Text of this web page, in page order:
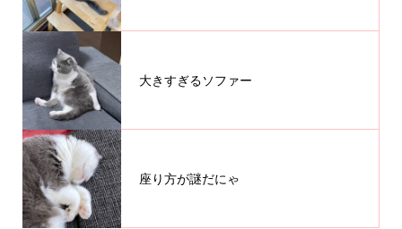
大きすぎるソファー
座り方が謎だにゃ